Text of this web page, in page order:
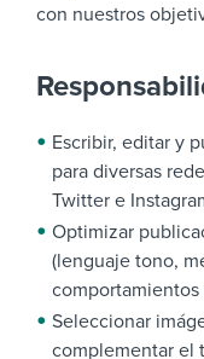
con nuestros
Escribir, editar y
para diversas
Twitter e
Optimizar
(lenguaje tono,
Seleccionar
complementar el